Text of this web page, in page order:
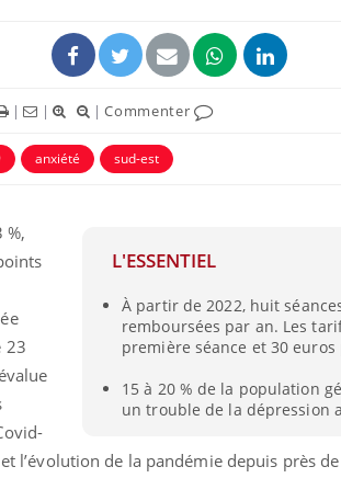
| | |Commenter
anxiété sud-est
L'ESSENTIEL
À partir de 2022, huit
remboursées par an. Les
première séance et 30
15 à 20 % de la population
un trouble de la dépression
%,
23
l’évolution de la pandémie depuis près
irritabilité, brouillard mental ou
alopécie… Les symptômes de la
en fer sont multiples ce qui la rend